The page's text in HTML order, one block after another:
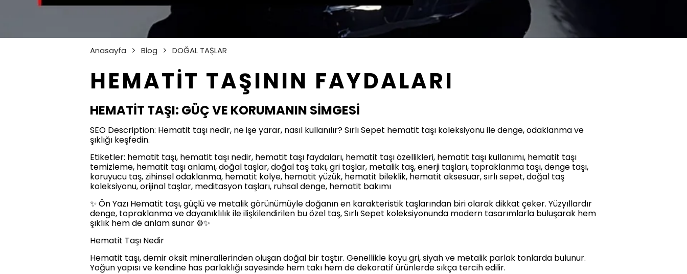
Anasayfa Blog DOĞAL TAŞLAR
HEMATİT TAŞININ FAYDALARI
HEMATİT TAŞI: GÜÇ VE KORUMANIN SİMGESİ
SEO Description: Hematit taşı nedir, ne işe yarar, nasıl kullanılır? Sırlı Sepet hematit taşı koleksiyonu ile denge, odaklanma ve
şıklığı keşfedin.
Etiketler: hematit taşı, hematit taşı nedir, hematit taşı faydaları, hematit taşı özellikleri, hematit taşı kullanımı, hematit taşı
temizleme, hematit taşı anlamı, doğal taşlar, doğal taş takı, gri taşlar, metalik taş, enerji taşları, topraklanma taşı, denge taşı,
koruyucu taş, zihinsel odaklanma, hematit kolye, hematit yüzük, hematit bileklik, hematit aksesuar, sırlı sepet, doğal taş
koleksiyonu, orijinal taşlar, meditasyon taşları, ruhsal denge, hematit bakımı
✨ Ön Yazı Hematit taşı, güçlü ve metalik görünümüyle doğanın en karakteristik taşlarından biri olarak dikkat çeker. Yüzyıllardır
denge, topraklanma ve dayanıklılık ile ilişkilendirilen bu özel taş, Sırlı Sepet koleksiyonunda modern tasarımlarla buluşarak hem
şıklık hem de anlam sunar ⚙️✨
Hematit Taşı Nedir
Hematit taşı, demir oksit minerallerinden oluşan doğal bir taştır. Genellikle koyu gri, siyah ve metalik parlak tonlarda bulunur.
Yoğun yapısı ve kendine has parlaklığı sayesinde hem takı hem de dekoratif ürünlerde sıkça tercih edilir.